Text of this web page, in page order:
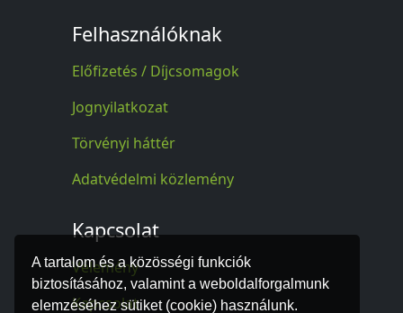
A tartalom és a közösségi funkciók
biztosításához, valamint a weboldalforgalmunk
elemzéséhez sütiket (cookie) használunk.
Felhasználóknak
Előfizetés / Díjcsomagok
Jognyilatkozat
Törvényi háttér
Adatvédelmi közlemény
Kapcsolat
Vélemény
Kapcsolat